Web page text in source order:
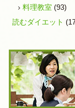
料理教室 (93)
読むダイエット